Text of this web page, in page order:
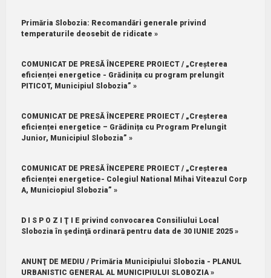
Primăria Slobozia: Recomandări generale privind
temperaturile deosebit de ridicate »
COMUNICAT DE PRESĂ ÎNCEPERE PROIECT / „Creșterea
eficienței energetice - Grădinița cu program prelungit
PITICOT, Municipiul Slobozia” »
COMUNICAT DE PRESĂ ÎNCEPERE PROIECT / „Creșterea
eficienței energetice – Grădinița cu Program Prelungit
Junior, Municipiul Slobozia” »
COMUNICAT DE PRESĂ ÎNCEPERE PROIECT / „Creșterea
eficienței energetice- Colegiul National Mihai Viteazul Corp
A, Municiopiul Slobozia” »
D I S P O Z I Ţ I E privind convocarea Consiliului Local
Slobozia în şedinţă ordinară pentru data de 30 IUNIE 2025 »
ANUNŢ DE MEDIU / Primăria Municipiului Slobozia - PLANUL
URBANISTIC GENERAL AL MUNICIPIULUI SLOBOZIA »